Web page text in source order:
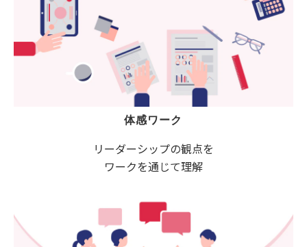
体感ワーク
リーダーシップの観点を
ワークを通じて理解